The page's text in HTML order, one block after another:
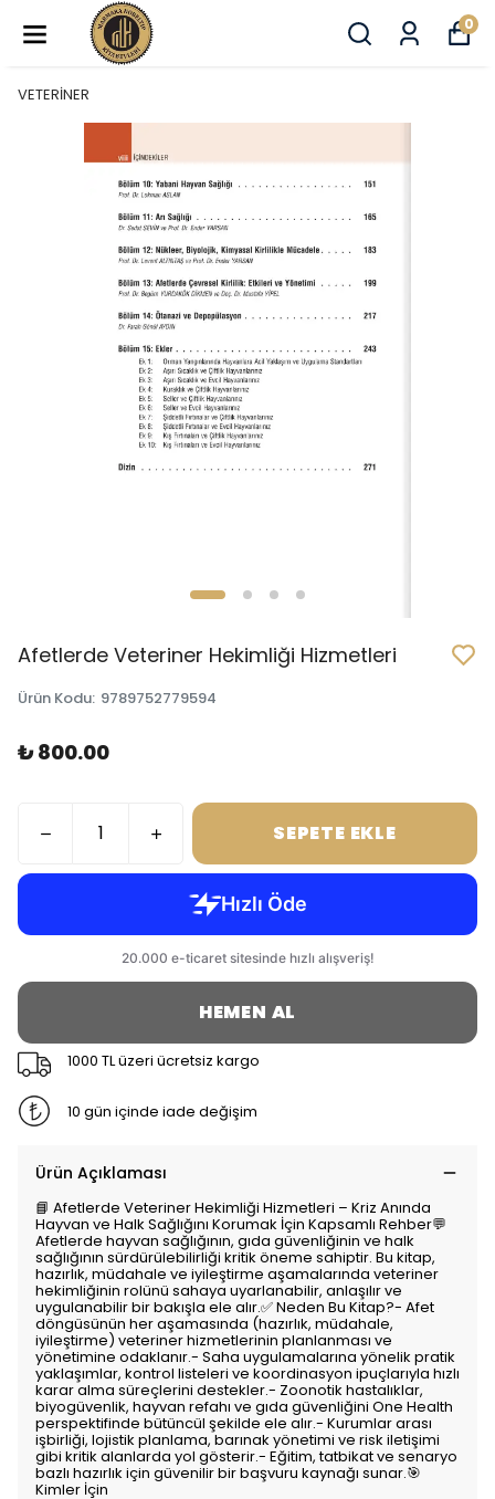
0
VETERİNER
Afetlerde Veteriner Hekimliği Hizmetleri
Ürün Kodu: 9789752779594
₺ 800.00
SEPETE EKLE
HEMEN AL
1000 TL üzeri ücretsiz kargo
10 gün içinde iade değişim
Ürün Açıklaması
📘 Afetlerde Veteriner Hekimliği Hizmetleri – Kriz Anında
Hayvan ve Halk Sağlığını Korumak İçin Kapsamlı Rehber💬
Afetlerde hayvan sağlığının, gıda güvenliğinin ve halk
sağlığının sürdürülebilirliği kritik öneme sahiptir. Bu kitap,
hazırlık, müdahale ve iyileştirme aşamalarında veteriner
hekimliğinin rolünü sahaya uyarlanabilir, anlaşılır ve
uygulanabilir bir bakışla ele alır.✅ Neden Bu Kitap?- Afet
döngüsünün her aşamasında (hazırlık, müdahale,
iyileştirme) veteriner hizmetlerinin planlanması ve
yönetimine odaklanır.- Saha uygulamalarına yönelik pratik
yaklaşımlar, kontrol listeleri ve koordinasyon ipuçlarıyla hızlı
karar alma süreçlerini destekler.- Zoonotik hastalıklar,
biyogüvenlik, hayvan refahı ve gıda güvenliğini One Health
perspektifinde bütüncül şekilde ele alır.- Kurumlar arası
işbirliği, lojistik planlama, barınak yönetimi ve risk iletişimi
gibi kritik alanlarda yol gösterir.- Eğitim, tatbikat ve senaryo
bazlı hazırlık için güvenilir bir başvuru kaynağı sunar.🎯
Kimler İçin